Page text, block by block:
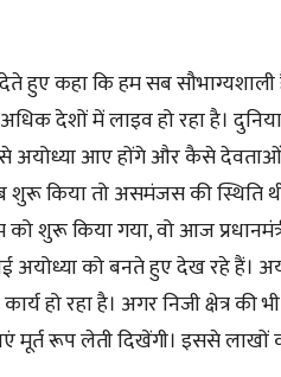
हुए कहा कि हम सब
देशों में लाइव हो रहा है।
से अयोध्या आए होंगे और कैसे
शुरू किया तो असमंजस की स्थिति
शुरू किया गया, वो आज
अयोध्या को बनते हुए देख रहे हैं।
हो रहा है। अगर निजी क्षेत्र की
मूर्त रूप लेती दिखेंगी। इससे लाखों